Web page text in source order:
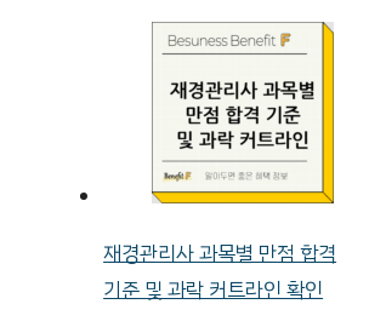
재경관리사 과목별 만점 합격
기준 및 과락 커트라인 확인